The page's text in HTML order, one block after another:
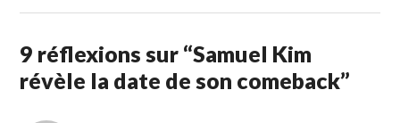
9 réflexions sur “Samuel Kim
révèle la date de son comeback”